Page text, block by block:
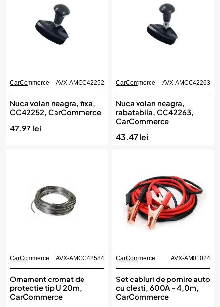
CarCommerce AVX-AMCC42252
Nuca volan neagra, fixa,
CC42252, CarCommerce
47.97 lei
CarCommerce AVX-AMCC42263
Nuca volan neagra,
rabatabila, CC42263,
CarCommerce
43.47 lei
CarCommerce AVX-AMCC42584
Ornament cromat de
protectie tip U 20m,
CarCommerce
CarCommerce AVX-AM01024
Set cabluri de pornire auto
cu clesti, 600A - 4,0m,
CarCommerce